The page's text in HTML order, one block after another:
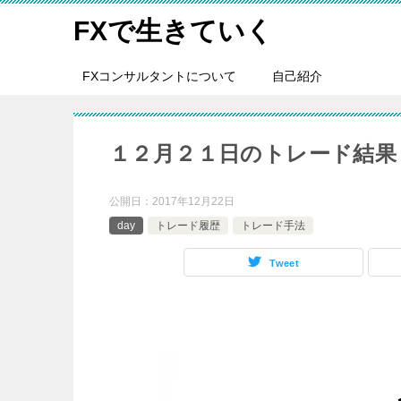
FXで生きていく
FXコンサルタントについて 自己紹介
１２月２１日のトレード結果
公開日： 2017年12月22日
day
トレード履歴 トレード手法
Tweet